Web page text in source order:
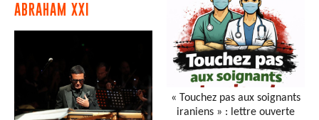
ABRAHAM XXI
« Touchez pas aux soignants
iraniens » : lettre ouverte